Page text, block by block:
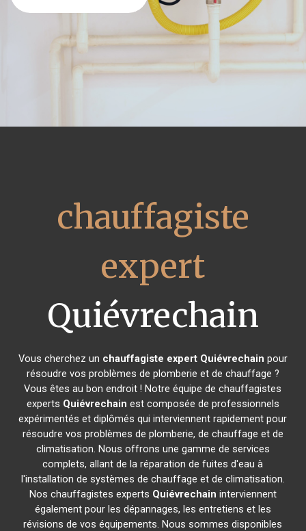
chauffagiste
expert
Quiévrechain
Vous cherchez un chauffagiste expert Quiévrechain pour
résoudre vos problèmes de plomberie et de chauffage ?
Vous êtes au bon endroit ! Notre équipe de chauffagistes
experts Quiévrechain est composée de professionnels
expérimentés et diplômés qui interviennent rapidement pour
résoudre vos problèmes de plomberie, de chauffage et de
climatisation. Nous offrons une gamme de services
complets, allant de la réparation de fuites d'eau à
l'installation de systèmes de chauffage et de climatisation.
Nos chauffagistes experts Quiévrechain interviennent
également pour les dépannages, les entretiens et les
révisions de vos équipements. Nous sommes disponibles